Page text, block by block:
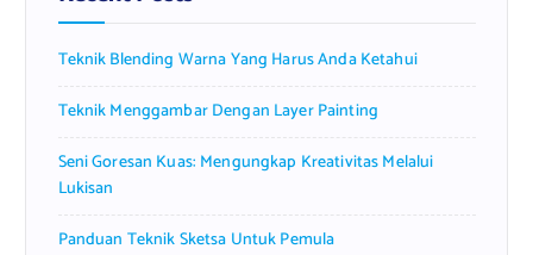
o
:Teknik Blending Warna Yang Harus Anda Ketahui
Teknik Menggambar Dengan Layer Painting
Seni Goresan Kuas: Mengungkap Kreativitas Melalui
Lukisan
Panduan Teknik Sketsa Untuk Pemula